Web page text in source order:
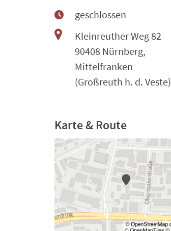
geschlossen
Kleinreuther Weg 82
90408 Nürnberg,
Mittelfranken
(Großreuth h. d. Veste)
Karte & Route